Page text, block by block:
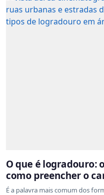
O que é logradouro:
como preencher o
É a palavra mais comum dos